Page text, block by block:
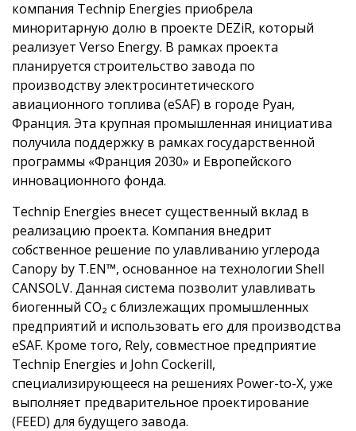
компания Technip Energies приобрела
миноритарную долю в проекте DEZiR, который
реализует Verso Energy. В рамках проекта
планируется строительство завода по
производству электросинтетического
авиационного топлива (eSAF) в городе Руан,
Франция. Эта крупная промышленная инициатива
получила поддержку в рамках государственной
программы «Франция 2030» и Европейского
инновационного фонда.
Technip Energies внесет существенный вклад в
реализацию проекта. Компания внедрит
собственное решение по улавливанию углерода
Canopy by T.EN™, основанное на технологии Shell
CANSOLV. Данная система позволит улавливать
биогенный CO₂ с близлежащих промышленных
предприятий и использовать его для производства
eSAF. Кроме того, Rely, совместное предприятие
Technip Energies и John Cockerill,
специализирующееся на решениях Power-to-X, уже
выполняет предварительное проектирование
(FEED) для будущего завода.